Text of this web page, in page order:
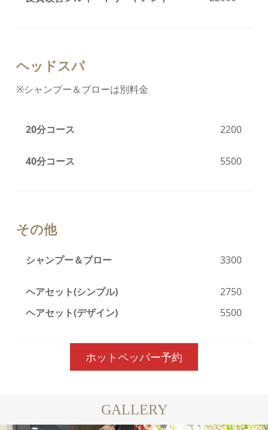
ヘッドスパ
※シャンプー＆ブローは別料金
20分コース 2200
40分コース 5500
その他
シャンプー＆ブロー 3300
ヘアセット(シンプル)
ヘアセット(デザイン)
2750
5500
ホットペッパー予約
GALLERY